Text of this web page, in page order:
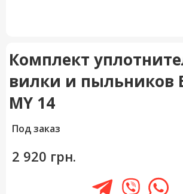
Комплект
вилки и пыльников
MY 14
Под заказ
2 920 грн.